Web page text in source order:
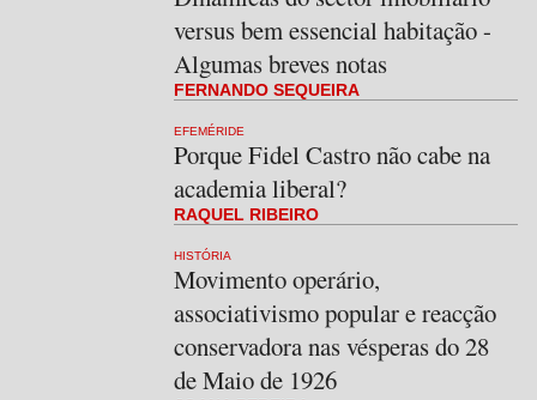
versus bem essencial habitação -
Algumas breves notas
FERNANDO SEQUEIRA
EFEMÉRIDE
Porque Fidel Castro não cabe na
academia liberal?
RAQUEL RIBEIRO
HISTÓRIA
Movimento operário,
associativismo popular e reacção
conservadora nas vésperas do 28
de Maio de 1926